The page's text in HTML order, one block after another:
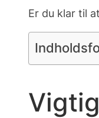
Er du klar til